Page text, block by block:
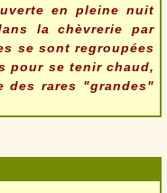
en pleine nuit
la chèvrerie par
se sont regroupées
pour se tenir chaud,
des rares "grandes"